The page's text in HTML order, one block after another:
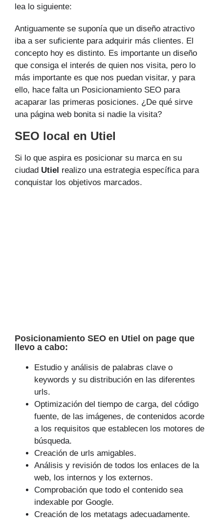
lea lo siguiente:
Antiguamente se suponía que un diseño atractivo
iba a ser suficiente para adquirir más clientes. El
concepto hoy es distinto. Es importante un diseño
que consiga el interés de quien nos visita, pero lo
más importante es que nos puedan visitar, y para
ello, hace falta un Posicionamiento SEO para
acaparar las primeras posiciones. ¿De qué sirve
una página web bonita si nadie la visita?
SEO local en Utiel
Si lo que aspira es posicionar su marca en su
ciudad Utiel realizo una estrategia específica para
conquistar los objetivos marcados.
Posicionamiento SEO en Utiel on page que
llevo a cabo:
Estudio y análisis de palabras clave o
keywords y su distribución en las diferentes
urls.
Optimización del tiempo de carga, del código
fuente, de las imágenes, de contenidos acorde
a los requisitos que establecen los motores de
búsqueda.
Creación de urls amigables.
Análisis y revisión de todos los enlaces de la
web, los internos y los externos.
Comprobación que todo el contenido sea
indexable por Google.
Creación de los metatags adecuadamente.